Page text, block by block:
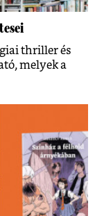
thriller és
melyek a